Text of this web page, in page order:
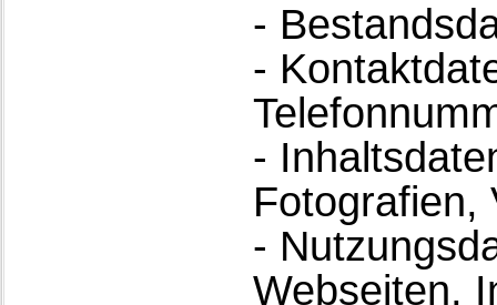
-
-
-
Fotografien,
-
Webseiten,